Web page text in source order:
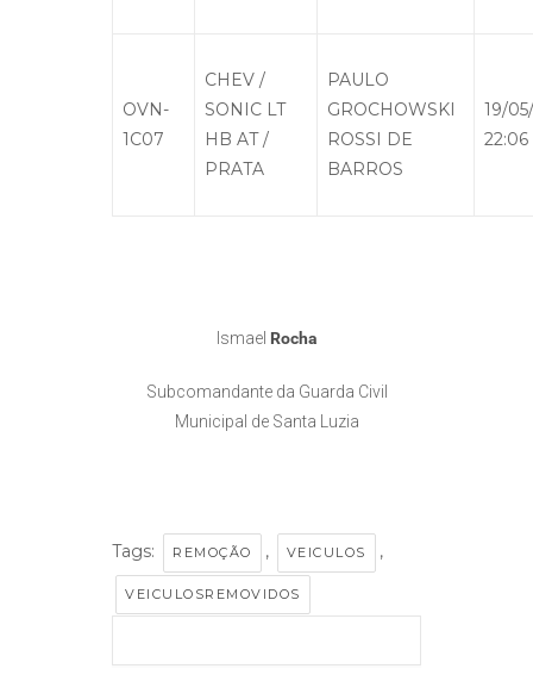
OVN-
1C07
CHEV /
SONIC LT
HB AT /
PRATA
PAULO
GROCHOWSKI
ROSSI DE
BARROS
19/
22:06
Ismael Rocha
Subcomandante da Guarda Civil
Municipal de Santa Luzia
Tags: REMOÇÃO , VEICULOS ,
VEICULOSREMOVIDOS